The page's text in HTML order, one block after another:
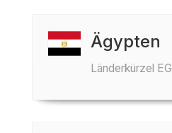
Ägypten
Länderkürzel EG